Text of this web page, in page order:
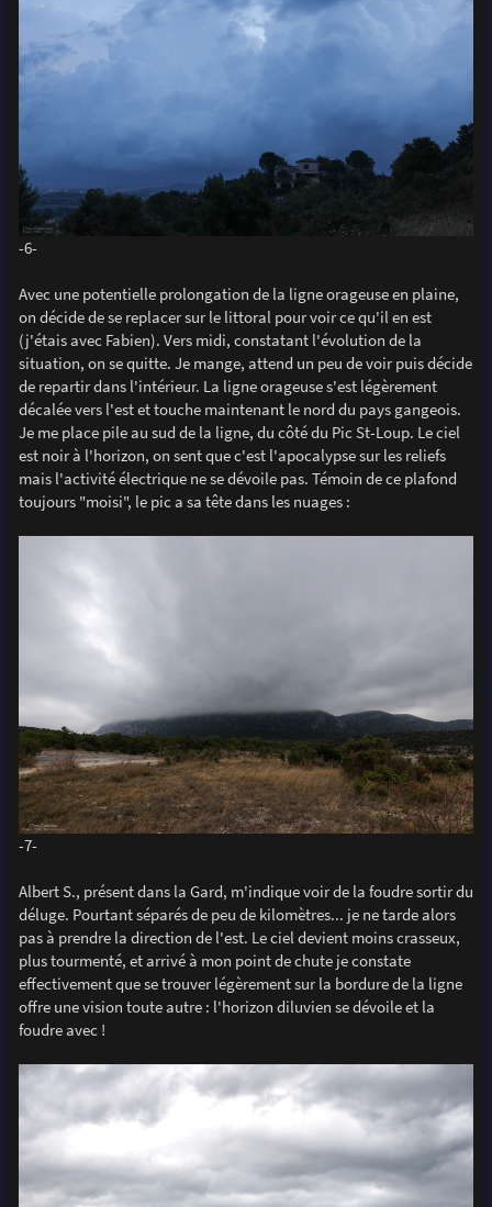
-6-
Avec une potentielle prolongation de la ligne orageuse en plaine,
on décide de se replacer sur le littoral pour voir ce qu'il en est
(j'étais avec Fabien). Vers midi, constatant l'évolution de la
situation, on se quitte. Je mange, attend un peu de voir puis décide
de repartir dans l'intérieur. La ligne orageuse s'est légèrement
décalée vers l'est et touche maintenant le nord du pays gangeois.
Je me place pile au sud de la ligne, du côté du Pic St-Loup. Le ciel
est noir à l'horizon, on sent que c'est l'apocalypse sur les reliefs
mais l'activité électrique ne se dévoile pas. Témoin de ce plafond
toujours "moisi", le pic a sa tête dans les nuages :
-7-
Albert S., présent dans la Gard, m'indique voir de la foudre sortir du
déluge. Pourtant séparés de peu de kilomètres... je ne tarde alors
pas à prendre la direction de l'est. Le ciel devient moins crasseux,
plus tourmenté, et arrivé à mon point de chute je constate
effectivement que se trouver légèrement sur la bordure de la ligne
offre une vision toute autre : l'horizon diluvien se dévoile et la
foudre avec !